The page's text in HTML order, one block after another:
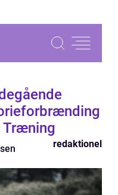
Træning
redaktionel